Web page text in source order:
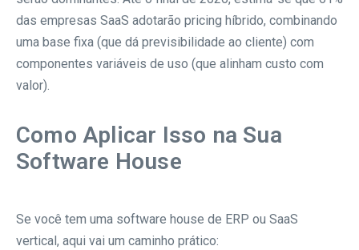
das empresas SaaS adotarão pricing híbrido, combinando
uma base fixa (que dá previsibilidade ao cliente) com
componentes variáveis de uso (que alinham custo com
valor).
Como Aplicar Isso na Sua
Software House
Se você tem uma software house de ERP ou SaaS
vertical, aqui vai um caminho prático: